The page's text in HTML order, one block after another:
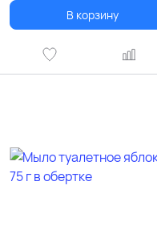
В корзину